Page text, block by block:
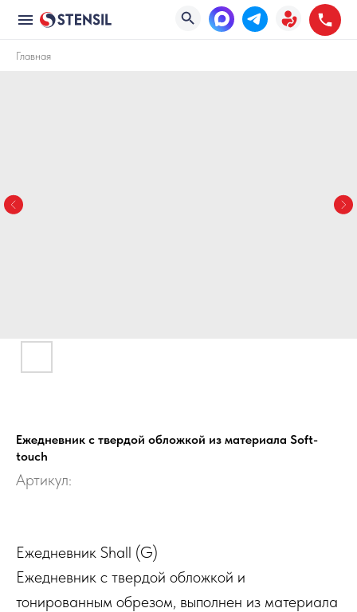
Главная
Ежедневник с твердой обложкой из материала Soft-
touch
Артикул:
Ежедневник Shall (G)
Ежедневник с твердой обложкой и
тонированным обрезом, выполнен из материала